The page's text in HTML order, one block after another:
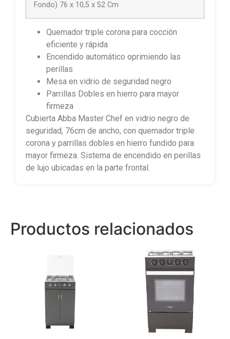
Fondo) 76 x 10,5 x 52 Cm
Quemador triple corona para cocción
eficiente y rápida
Encendido automático oprimiendo las
perillas
Mesa en vidrio de seguridad negro
Parrillas Dobles en hierro para mayor
firmeza
Cubierta Abba Master Chef en vidrio negro de
seguridad, 76cm de ancho, con quemador triple
corona y parrillas dobles en hierro fundido para
mayor firmeza. Sistema de encendido en perillas
de lujo ubicadas en la parte frontal.
Productos relacionados